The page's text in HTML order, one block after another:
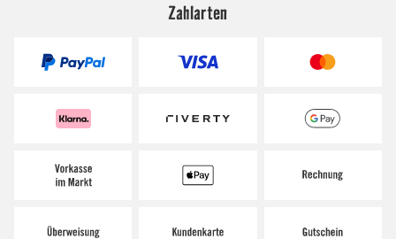
Zahlarten